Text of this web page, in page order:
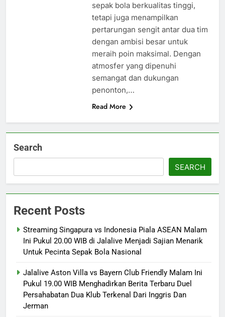
sepak bola berkualitas tinggi,
tetapi juga menampilkan
pertarungan sengit antar dua tim
dengan ambisi besar untuk
meraih poin maksimal. Dengan
atmosfer yang dipenuhi
semangat dan dukungan
penonton,…
Read More
Search
SEARCH
Recent Posts
Streaming Singapura vs Indonesia Piala ASEAN Malam
Ini Pukul 20.00 WIB di Jalalive Menjadi Sajian Menarik
Untuk Pecinta Sepak Bola Nasional
Jalalive Aston Villa vs Bayern Club Friendly Malam Ini
Pukul 19.00 WIB Menghadirkan Berita Terbaru Duel
Persahabatan Dua Klub Terkenal Dari Inggris Dan
Jerman